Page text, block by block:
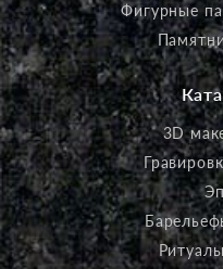
Фигурные
3D